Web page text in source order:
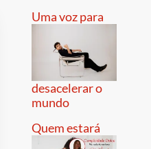
Uma voz para
desacelerar o
mundo
Quem estará